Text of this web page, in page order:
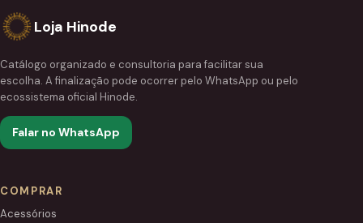
Loja Hinode
Catálogo organizado e consultoria para facilitar sua
escolha. A finalização pode ocorrer pelo WhatsApp ou pelo
ecossistema oficial Hinode.
Falar no WhatsApp
COMPRAR
Acessórios